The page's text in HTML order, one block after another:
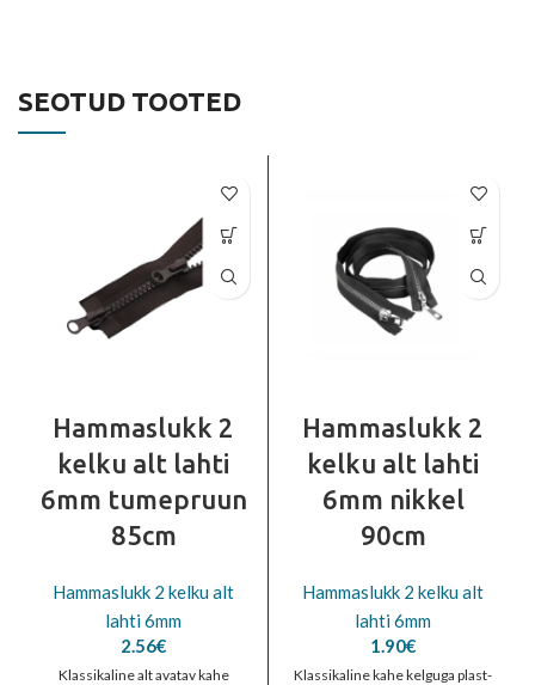
SEOTUD TOOTED
Hammaslukk 2
kelku alt lahti
6mm tumepruun
85cm
Hammaslukk 2 kelku alt
lahti 6mm
2.56€
Klassikaline alt avatav kahe
Hammaslukk 2
kelku alt lahti
6mm nikkel
90cm
Hammaslukk 2 kelku alt
lahti 6mm
1.90€
Klassikaline kahe kelguga plast-